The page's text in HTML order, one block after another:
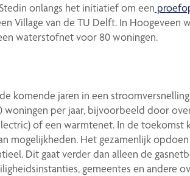
onlangs het initiatief om een
Village van de TU Delft. In Hoogeveen
waterstofnet voor 80 woningen.
komende jaren in een
woningen per jaar, bijvoorbeeld door
of een warmtenet. In de toekomst
mogelijkheden. Het gezamenlijk opdoen
Dit gaat verder dan alleen de
gemeentes en andere